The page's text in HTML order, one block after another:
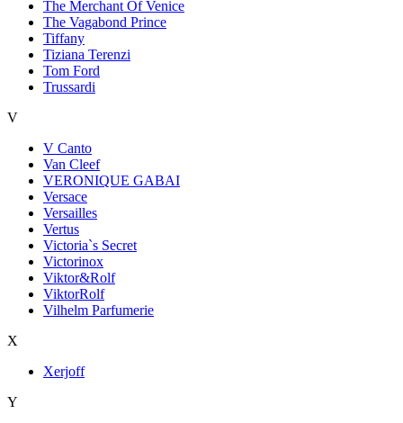
The Merchant Of Venice
The Vagabond Prince
Tiffany
Tiziana Terenzi
Tom Ford
Trussardi
V
V Canto
Van Cleef
VERONIQUE GABAI
Versace
Versailles
Vertus
Victoria`s Secret
Victorinox
Viktor&Rolf
ViktorRolf
Vilhelm Parfumerie
X
Xerjoff
Y